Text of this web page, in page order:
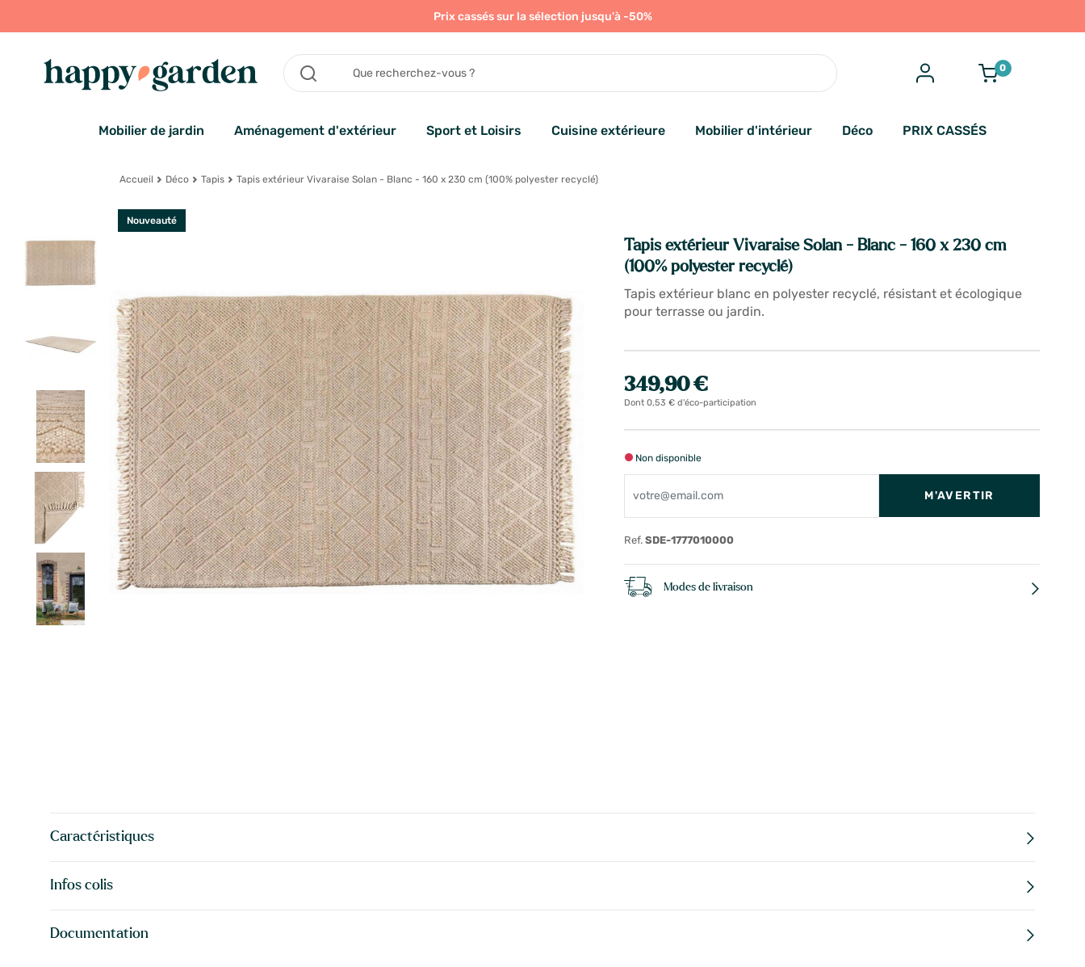
Prix cassés sur la sélection jusqu'à -50%
0
Mobilier de jardin Aménagement d'extérieur Sport et Loisirs Cuisine extérieure Mobilier d'intérieur Déco PRIX CASSÉS
Accueil Déco Tapis Tapis extérieur Vivaraise Solan - Blanc - 160 x 230 cm (100% polyester recyclé)
Nouveauté
Tapis extérieur Vivaraise Solan - Blanc - 160 x 230 cm
(100% polyester recyclé)
Tapis extérieur blanc en polyester recyclé, résistant et écologique
pour terrasse ou jardin.
349,90 €
Dont 0,53 € d'éco-participation
Non disponible
M'AVERTIR
Ref.SDE-1777010000
Modes de livraison
Caractéristiques
Infos colis
Documentation